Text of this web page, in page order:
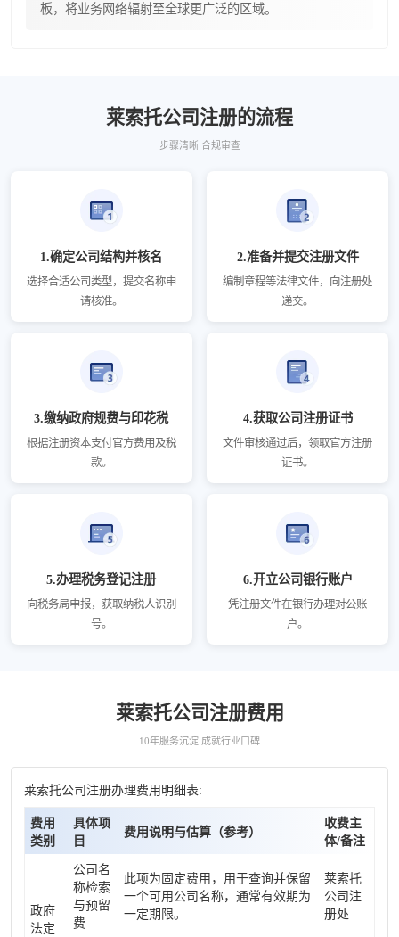
板，将业务网络辐射至全球更广泛的区域。
莱索托公司注册的流程
步骤清晰 合规审查
1.确定公司结构并核名
选择合适公司类型，提交名称申
请核准。
2.准备并提交注册文件
编制章程等法律文件，向注册处
递交。
3.缴纳政府规费与印花税
根据注册资本支付官方费用及税
款。
4.获取公司注册证书
文件审核通过后，领取官方注册
证书。
5.办理税务登记注册
向税务局申报，获取纳税人识别
号。
6.开立公司银行账户
凭注册文件在银行办理对公账
户。
莱索托公司注册费用
10年服务沉淀 成就行业口碑
莱索托公司注册办理费用明细表:
费用
类别
具体项
目
费用说明与估算（参考）
收费主
体/备注
政府
法定
公司名
称检索
与预留
费
此项为固定费用，用于查询并保留
一个可用公司名称，通常有效期为
一定期限。
莱索托
公司注
册处